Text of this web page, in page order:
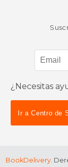
¿Necesitas
Ir a Centro de
BookDelivery.